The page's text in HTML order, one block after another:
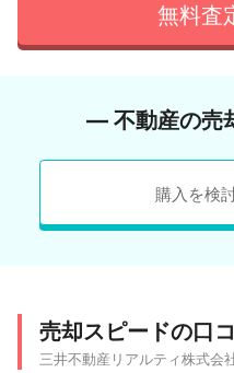
無料査
― 不動産の売
購入を検
売却スピードの口
三井不動産リアルティ株式会